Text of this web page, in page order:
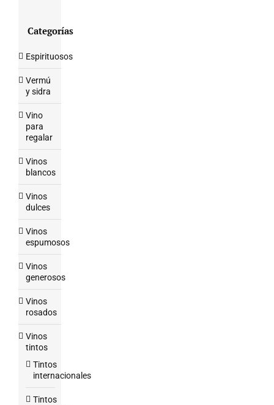
Categorías
Espirituosos
Vermú
y sidra
Vino
para
regalar
Vinos
blancos
Vinos
dulces
Vinos
espumosos
Vinos
generosos
Vinos
rosados
Vinos
tintos
Tintos
internacionales
Tintos